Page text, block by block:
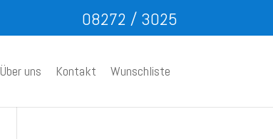
08272 / 3025
Über uns Kontakt Wunschliste